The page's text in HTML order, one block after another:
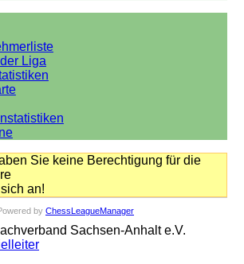
Liga
Sie keine Berechtigung für die
an!
by ChessLeagueManager
Sachsen-Anhalt e.V.